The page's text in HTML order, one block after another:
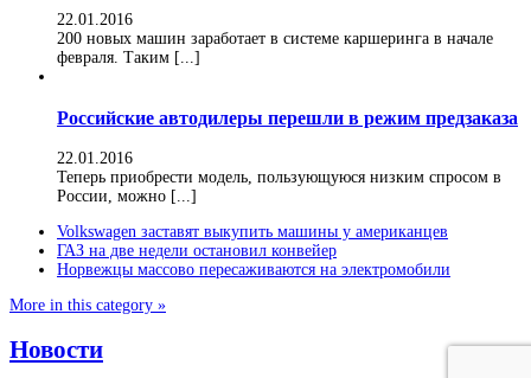
22.01.2016
200 новых машин заработает в системе каршеринга в начале
февраля. Таким [...]
Российские автодилеры перешли в режим предзаказа
22.01.2016
Теперь приобрести модель, пользующуюся низким спросом в
России, можно [...]
Volkswagen заставят выкупить машины у американцев
ГАЗ на две недели остановил конвейер
Норвежцы массово пересаживаются на электромобили
More in this category »
Новости